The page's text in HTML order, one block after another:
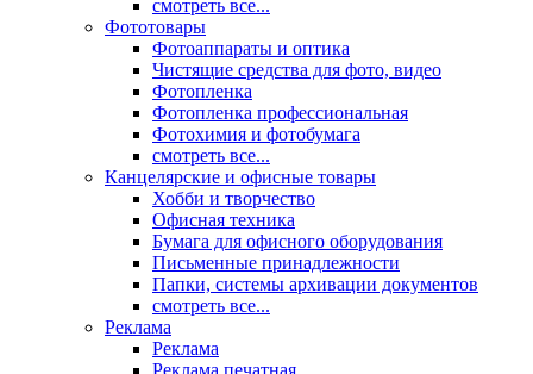
смотреть все...
Фототовары
Фотоаппараты и оптика
Чистящие средства для фото, видео
Фотопленка
Фотопленка профессиональная
Фотохимия и фотобумага
смотреть все...
Канцелярские и офисные товары
Хобби и творчество
Офисная техника
Бумага для офисного оборудования
Письменные принадлежности
Папки, системы архивации документов
смотреть все...
Реклама
Реклама
Реклама печатная